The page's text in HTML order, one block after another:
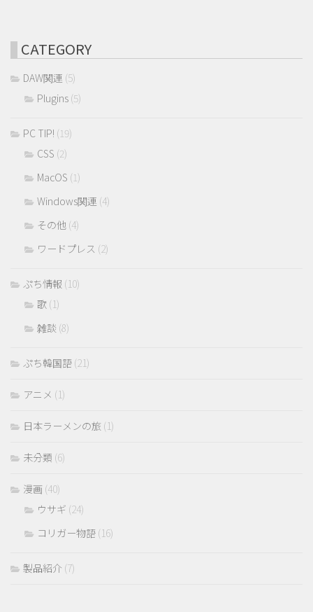
CATEGORY
DAW関連 (5)
Plugins (5)
PC TIP! (19)
CSS (2)
MacOS (1)
Windows関連 (4)
その他 (4)
ワードプレス (2)
ぷち情報 (10)
歌 (1)
雑談 (8)
ぷち韓国語 (21)
アニメ (1)
日本ラーメンの旅 (1)
未分類 (6)
漫画 (40)
ウサギ (24)
コリガー物語 (16)
製品紹介 (7)